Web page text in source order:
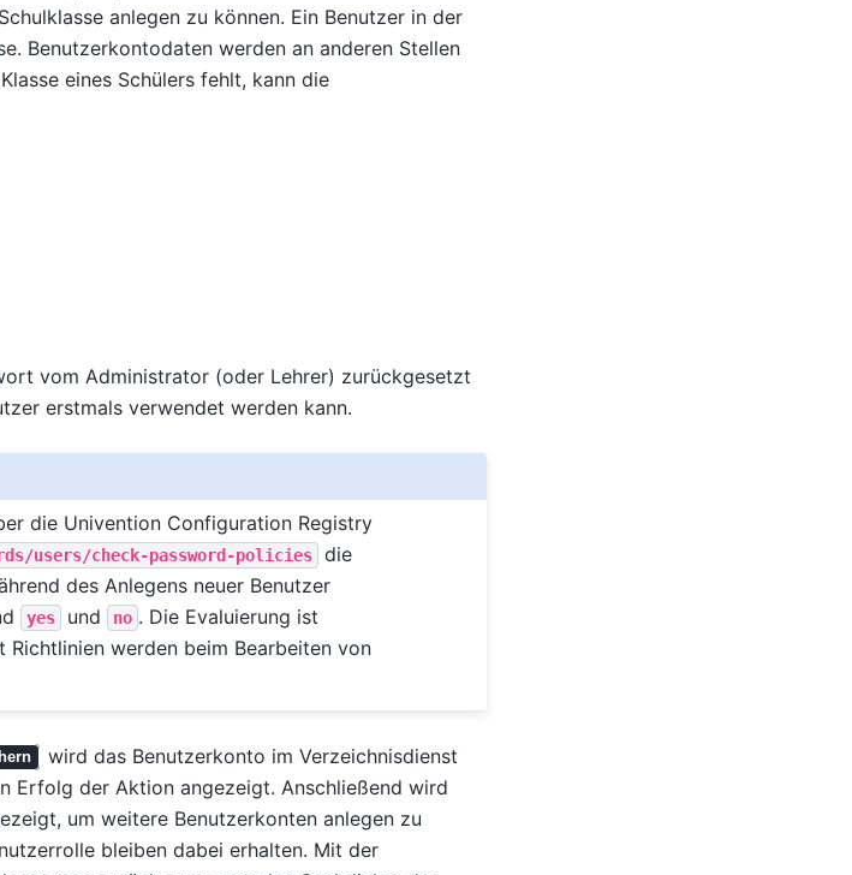
anlegen zu können. Ein Benutzer in der
Benutzerkontodaten werden an anderen Stellen
eines Schülers fehlt, kann die
vom Administrator (oder Lehrer) zurückgesetzt
erstmals verwendet werden kann.
die Univention Configuration Registry
users/check-password-policies
die
des Anlegens neuer Benutzer
yes und no . Die Evaluierung ist
werden beim Bearbeiten von
wird das Benutzerkonto im Verzeichnisdienst
Erfolg der Aktion angezeigt. Anschließend wird
um weitere Benutzerkonten anlegen zu
bleiben dabei erhalten. Mit der